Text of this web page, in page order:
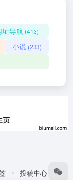
址导航 (413)
小说 (233)
投稿中心